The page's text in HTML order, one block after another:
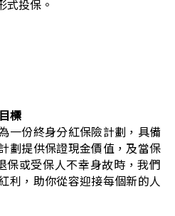
式投保。
標
一份終身分紅保險計劃，具備
劃提供保證現金價值，及當保
保或受保人不幸身故時，我們
利，助你從容迎接每個新的人